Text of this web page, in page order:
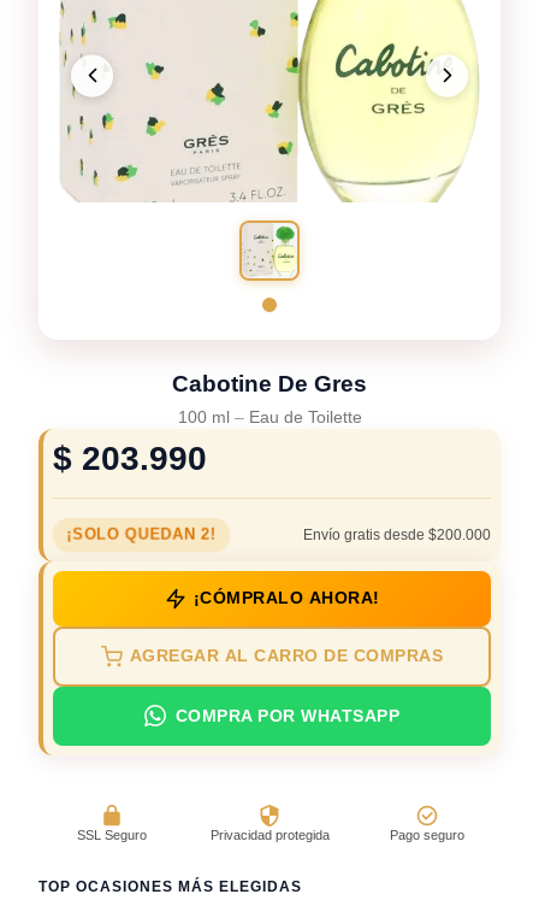
Cabotine De Gres
100 ml – Eau de Toilette
$ 203.990
¡SOLO QUEDAN 2! Envío gratis desde $200.000
¡CÓMPRALO AHORA!
AGREGAR AL CARRO DE COMPRAS
COMPRA POR WHATSAPP
SSL Seguro Privacidad protegida Pago seguro
TOP OCASIONES MÁS ELEGIDAS